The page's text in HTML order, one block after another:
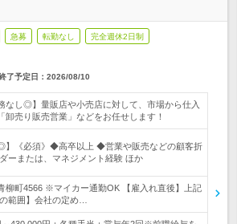
急募 転勤なし 完全週休2日制
了予定日： 2026/08/10
なし◎】量販店や小売店に対して、市場から仕入
卸売り販売営業」などをお任せします！
◎】《必須》◆高卒以上 ◆営業や販売などの顧客折
ーまたは、マネジメント経験 ほか
柳町4566 ※マイカー通勤OK 【雇入れ直後】上記
範囲】会社の定め…